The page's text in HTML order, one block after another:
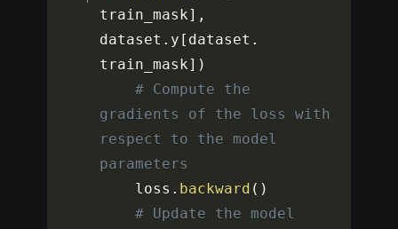
train_mask] ,
dataset . y [ dataset .
train_mask] )
# Compute the
gradients of the loss with
respect to the model
parameters
    loss
. backward ( )
# Update the model